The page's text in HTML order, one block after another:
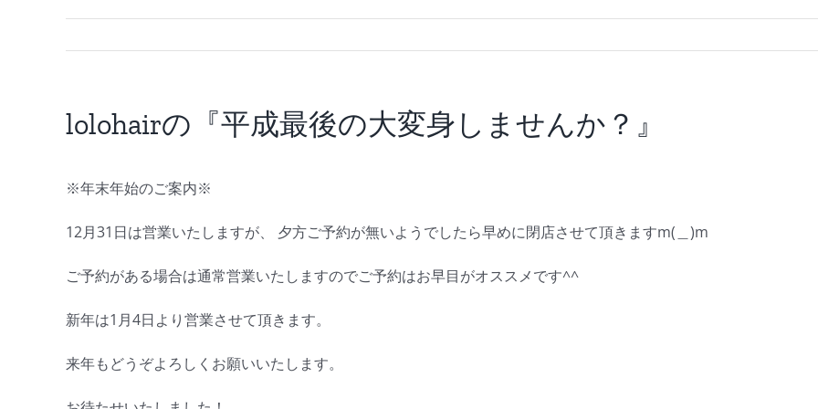
lolohairの『平成最後の大変身しませんか？』
※年末年始のご案内※
12月31日は営業いたしますが、 夕方ご予約が無いようでしたら早めに閉店させて頂きますm(＿)m
ご予約がある場合は通常営業いたしますのでご予約はお早目がオススメです^^
新年は1月4日より営業させて頂きます。
来年もどうぞよろしくお願いいたします。